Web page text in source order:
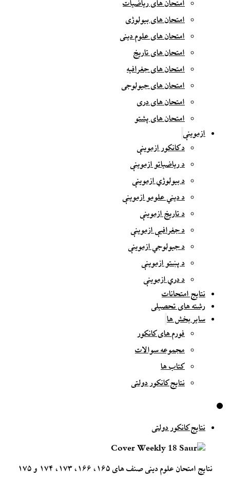
امتحان های ریاضیات
امتحان های بیولوژی
امتحان های علوم دینی
امتحان های تاریخ
امتحان های جغرافیه
امتحان های جیولوجی
امتحان های دری
امتحان های پشتو
ازموینې
د کانکور ازموینې
د ریاضیاتو ازموینې
د بیولوژي ازموینې
د دیني علومو ازموینې
د تاریخ ازموینې
د جغرافیې ازموینې
د جیولوجي ازموینې
د پښتو ازموینې
د دري ازموینې
نتایج امتحانات
رشته های تحصیلی
سایر بخش ها
فورم های کانکور
مجموعه سوالات
کتاب ها
نتایج کانکور دولتی
نتایج کانکور دولتی
نتایج امتحان علوم دینی صنف های ۱۶۵، ۱۶۶، ۱۷۳، ۱۷۴ و ۱۷۵